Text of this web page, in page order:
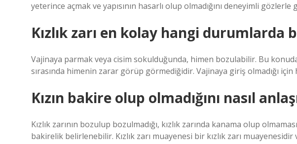
yeterince açmak ve yapısının hasarlı olup olmadığını deneyimli
Kızlık zarı en kolay hangi durumlarda
Vajinaya parmak veya cisim sokulduğunda, himen bozulabilir. Bu
sırasında himenin zarar görüp görmediğidir. Vajinaya giriş olmadığı
Kızın bakire olup olmadığını nasıl
Kızlık zarının bozulup bozulmadığı, kızlık zarında kanama olup
bakirelik belirlenebilir. Kızlık zarı muayenesi bir kızlık zarı muayenesidir